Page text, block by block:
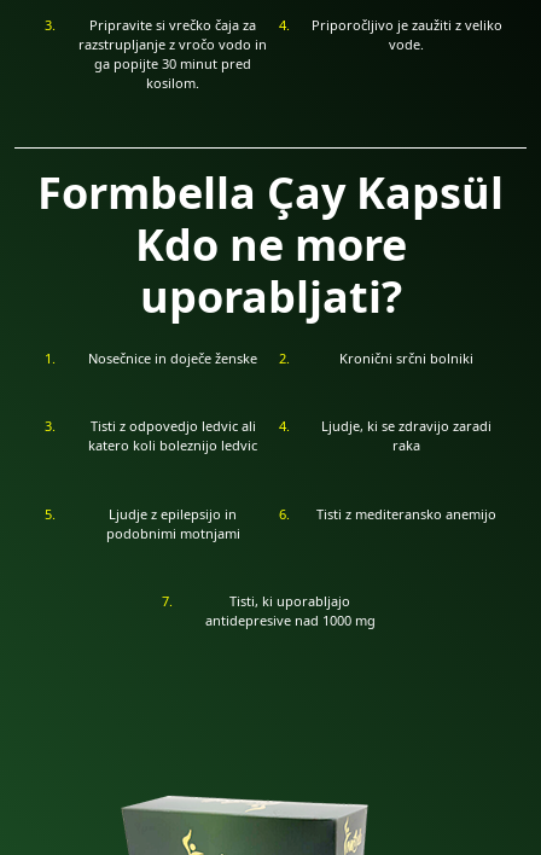
Pripravite si vrečko čaja za
razstrupljanje z vročo vodo in
ga popijte 30 minut pred
kosilom.
Priporočljivo je zaužiti z veliko
vode.
Formbella Çay Kapsül
Kdo ne more
uporabljati?
Nosečnice in doječe ženske Kronični srčni bolniki
Tisti z odpovedjo ledvic ali
katero koli boleznijo ledvic
Ljudje, ki se zdravijo zaradi
raka
Ljudje z epilepsijo in
podobnimi motnjami
Tisti z mediteransko anemijo
Tisti, ki uporabljajo
antidepresive nad 1000 mg